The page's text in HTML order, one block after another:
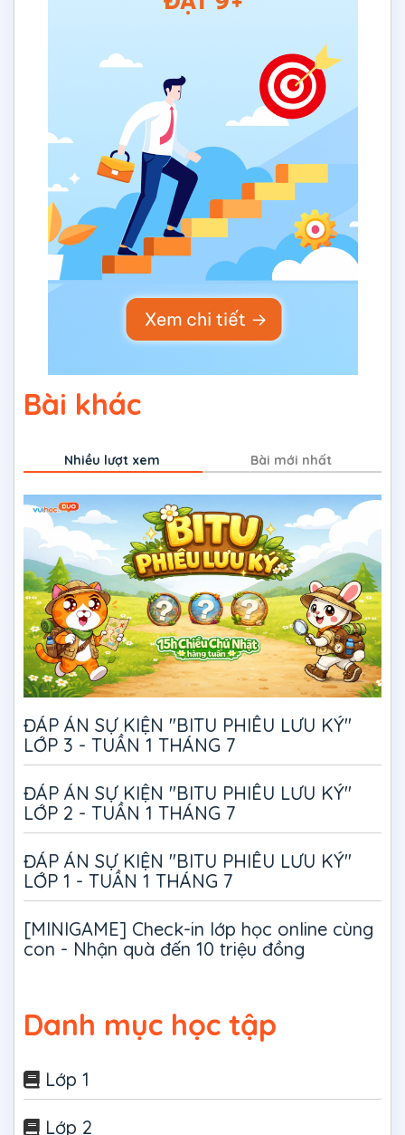
Bài khác
Nhiều lượt xem Bài mới nhất
ĐÁP ÁN SỰ KIỆN "BITU PHIÊU LƯU KÝ"
LỚP 3 - TUẦN 1 THÁNG 7
ĐÁP ÁN SỰ KIỆN "BITU PHIÊU LƯU KÝ"
LỚP 2 - TUẦN 1 THÁNG 7
ĐÁP ÁN SỰ KIỆN "BITU PHIÊU LƯU KÝ"
LỚP 1 - TUẦN 1 THÁNG 7
[MINIGAME] Check-in lớp học online cùng
con - Nhận quà đến 10 triệu đồng
Danh mục học tập
Lớp 1
Lớp 2